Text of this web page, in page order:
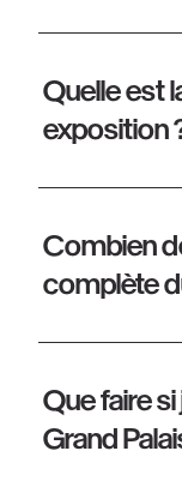
Quelle est
exposition
Combien
complète
Que faire si
Grand